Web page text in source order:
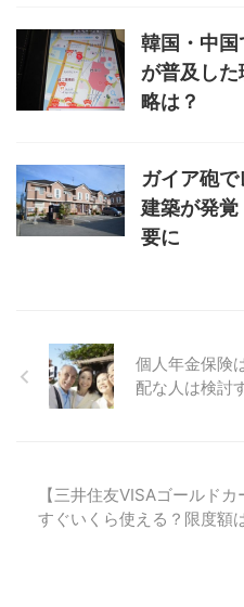
韓国・中
が普及し
略は？
ガイア砲
建築が発
要に
個人年金保険
配な人は検討
【三井住友VISAゴールド
すぐいくら使える？限度額